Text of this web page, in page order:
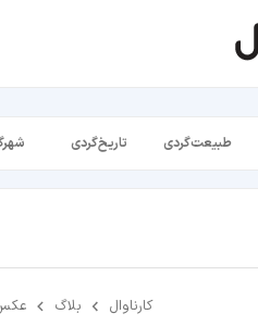
طبیعت‌گردی تاریخ‌گردی
کارناوال بلاگ